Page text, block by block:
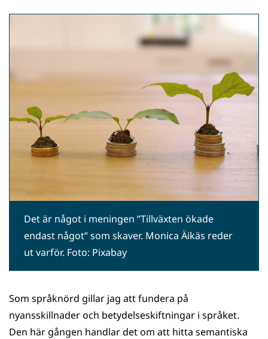
Det är något i meningen ”Tillväxten ökade
endast något” som skaver. Monica Äikäs reder
ut varför. Foto: Pixabay
Som språknörd gillar jag att fundera på
nyansskillnader och betydelseskiftningar i språket.
Den här gången handlar det om att hitta semantiska